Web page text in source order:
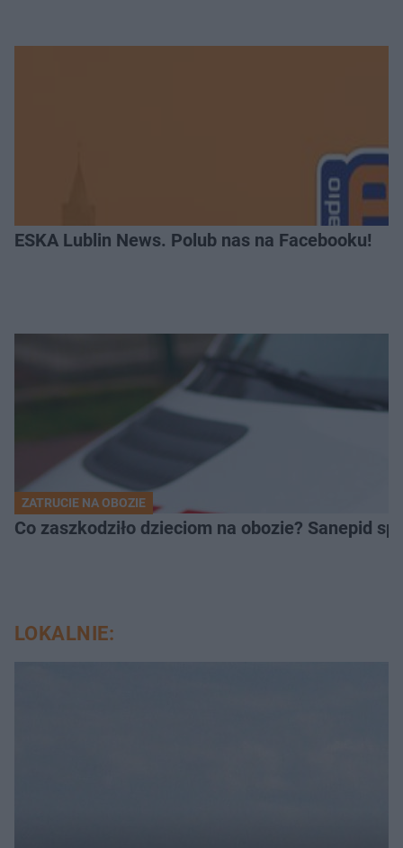
ESKA Lublin News. Polub nas na Facebooku!
ZATRUCIE NA OBOZIE
Co zaszkodziło dzieciom na obozie? Sanepid
LOKALNIE: